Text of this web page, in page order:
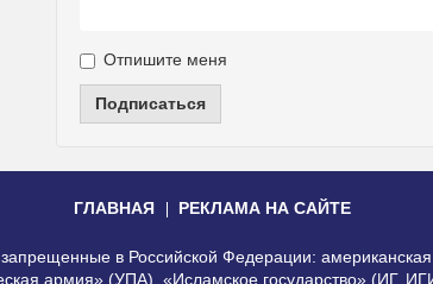
Отпишите меня
Подписаться
ГЛАВНАЯ РЕКЛАМА НА САЙТЕ
запрещенные в Российской Федерации:
армия» (УПА), «Исламское государство»